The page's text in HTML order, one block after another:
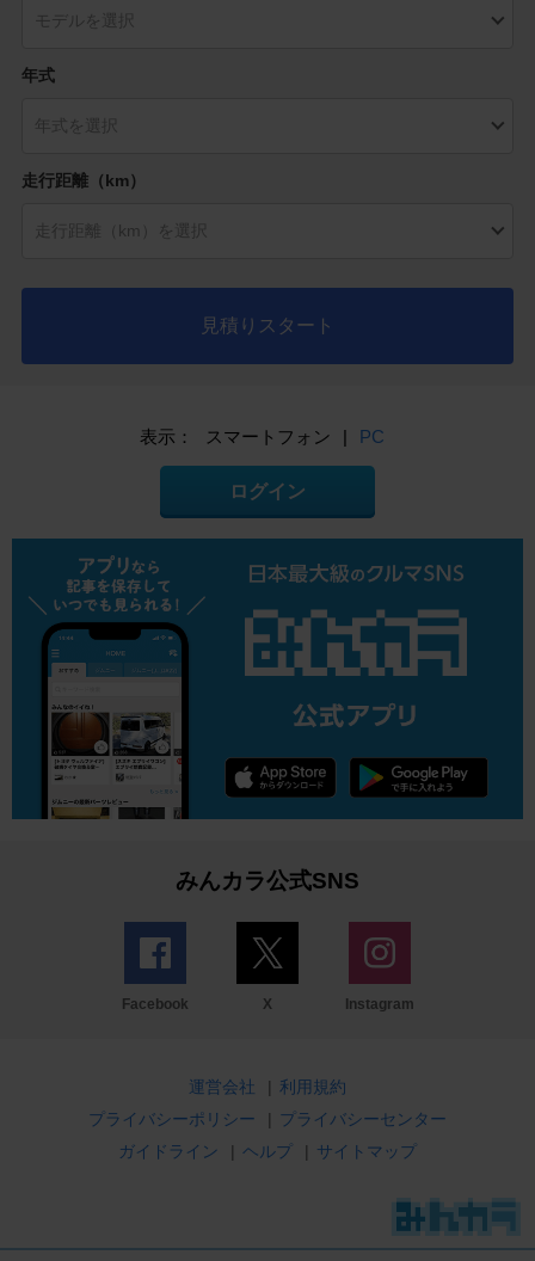
年式
走行距離（km）
見積りスタート
表示： スマートフォン | PC
ログイン
みんカラ公式SNS
Facebook X Instagram
運営会社 | 利用規約
プライバシーポリシー
| プライバシーセンター
ガイドライン
| ヘルプ | サイトマップ